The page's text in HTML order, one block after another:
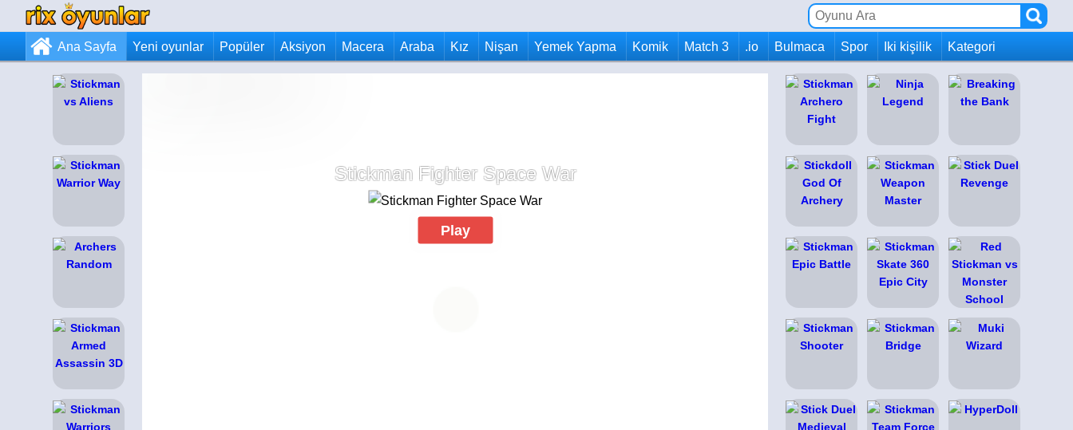
Ana Sayfa Yeni oyunlar Popüler Aksiyon Macera Araba Kız Nişan Yemek Yapma Komik Match 3 .io Bulmaca Spor Iki kişilik Kategori
Stickman Fighter Space War
Play